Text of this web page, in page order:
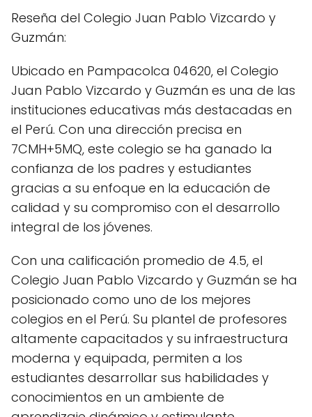
Reseña del Colegio Juan Pablo Vizcardo y
Guzmán:
Ubicado en Pampacolca 04620, el Colegio
Juan Pablo Vizcardo y Guzmán es una de las
instituciones educativas más destacadas en
el Perú. Con una dirección precisa en
7CMH+5MQ, este colegio se ha ganado la
confianza de los padres y estudiantes
gracias a su enfoque en la educación de
calidad y su compromiso con el desarrollo
integral de los jóvenes.
Con una calificación promedio de 4.5, el
Colegio Juan Pablo Vizcardo y Guzmán se ha
posicionado como uno de los mejores
colegios en el Perú. Su plantel de profesores
altamente capacitados y su infraestructura
moderna y equipada, permiten a los
estudiantes desarrollar sus habilidades y
conocimientos en un ambiente de